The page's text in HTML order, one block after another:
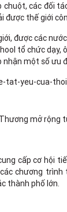
các đối
thế giới
được các
tổ chức dạy,
nhận một số ưu
mở
cấp cơ hội
chương
thành phố lớn.